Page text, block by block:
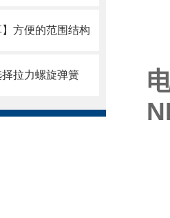
】方便的范围结构
拉力螺旋弹簧